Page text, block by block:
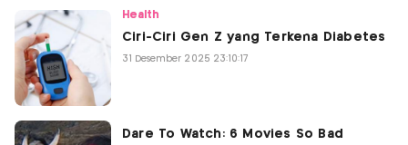
Health
Ciri-Ciri Gen Z yang Terkena Diabetes
31 Desember 2025 23:10:17